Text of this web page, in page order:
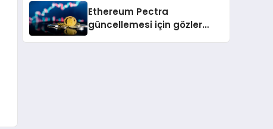
Ethereum Pectra
güncellemesi için gözler